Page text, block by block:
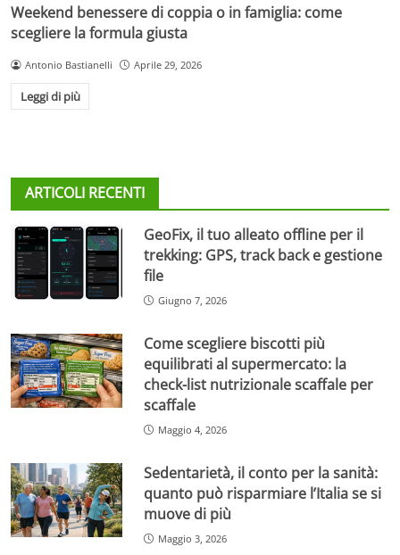
Weekend benessere di coppia o in famiglia: come
scegliere la formula giusta
Antonio Bastianelli Aprile 29, 2026
Leggi di più
ARTICOLI RECENTI
GeoFix, il tuo alleato offline per il
trekking: GPS, track back e gestione
file
Giugno 7, 2026
Come scegliere biscotti più
equilibrati al supermercato: la
check-list nutrizionale scaffale per
scaffale
Maggio 4, 2026
Sedentarietà, il conto per la sanità:
quanto può risparmiare l’Italia se si
muove di più
Maggio 3, 2026